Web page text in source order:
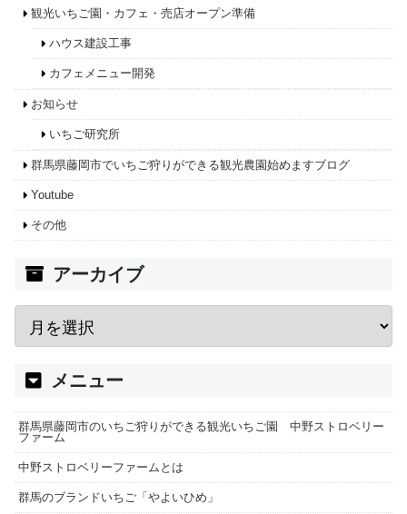
観光いちご園・カフェ・売店オープン準備
ハウス建設工事
カフェメニュー開発
お知らせ
いちご研究所
群馬県藤岡市でいちご狩りができる観光農園始めますブログ
Youtube
その他
アーカイブ
メニュー
群馬県藤岡市のいちご狩りができる観光いちご園 中野ストロベリー
ファーム
中野ストロベリーファームとは
群馬のブランドいちご「やよいひめ」